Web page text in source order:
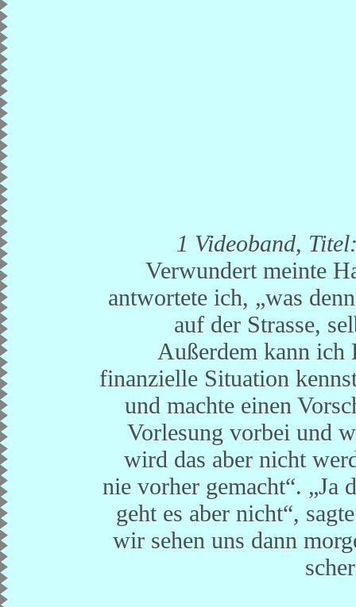
1 Videoband,
Verwundert meinte
antwortete ich, „was
auf der Strasse,
Außerdem kann ich
finanzielle Situation
und machte einen
Vorlesung vorbei und
wird das aber nicht
nie vorher gemacht“.
geht es aber nicht“,
wir sehen uns dann